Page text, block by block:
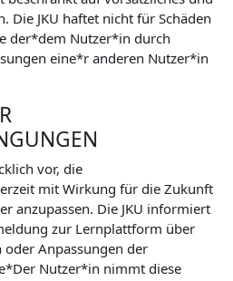
Die JKU haftet nicht für Schäden
der*dem Nutzer*in durch
eine*r anderen Nutzer*in
vor, die
mit Wirkung für die Zukunft
anzupassen. Die JKU informiert
zur Lernplattform über
Anpassungen der
Nutzer*in nimmt diese